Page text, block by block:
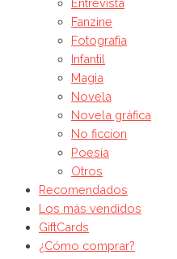
Fanzine
Fotografía
Infantil
Magia
Novela
Novela gráfica
No ficcion
Poesía
Otros
Recomendados
Los más vendidos
GiftCards
¿Cómo comprar?